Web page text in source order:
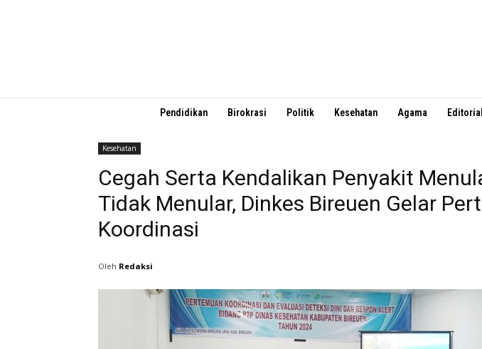
Pendidikan Birokrasi Politik Kesehatan Agama Editorial
Kesehatan
Cegah Serta Kendalikan Penyakit
Tidak Menular, Dinkes Bireuen Gelar
Koordinasi
Oleh Redaksi